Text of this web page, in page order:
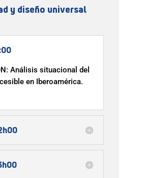
y diseño universal
Análisis situacional del
en Iberoamérica.